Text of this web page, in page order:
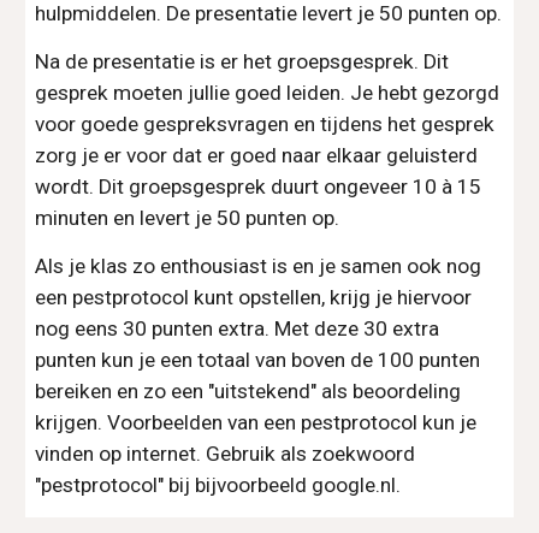
hulpmiddelen. De presentatie levert je 50 punten op.
Na de presentatie is er het groepsgesprek. Dit
gesprek moeten jullie goed leiden. Je hebt gezorgd
voor goede gespreksvragen en tijdens het gesprek
zorg je er voor dat er goed naar elkaar geluisterd
wordt. Dit groepsgesprek duurt ongeveer 10 à 15
minuten en levert je 50 punten op.
Als je klas zo enthousiast is en je samen ook nog
een pestprotocol kunt opstellen, krijg je hiervoor
nog eens 30 punten extra. Met deze 30 extra
punten kun je een totaal van boven de 100 punten
bereiken en zo een "uitstekend" als beoordeling
krijgen. Voorbeelden van een pestprotocol kun je
vinden op internet. Gebruik als zoekwoord
"pestprotocol" bij bijvoorbeeld google.nl.